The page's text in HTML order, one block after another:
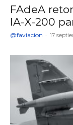
FAdeA
IA-X-200
@faviacion - 17